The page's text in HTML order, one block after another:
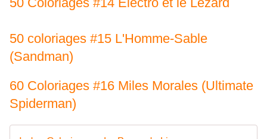
50 coloriages #15 L'Homme-Sable
(Sandman)
60 Coloriages #16 Miles Morales (Ultimate
Spiderman)